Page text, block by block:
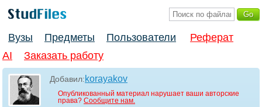
Вузы Предметы Пользователи
Реферат
AI
Заказать работу
Добавил:korayakov
Опубликованный материал нарушает ваши авторские
права? Сообщите нам.